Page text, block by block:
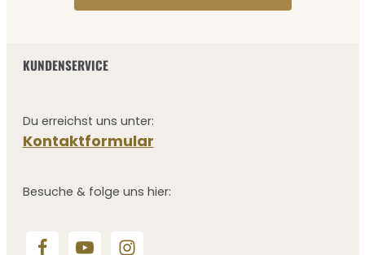
KUNDENSERVICE
Du erreichst uns unter:
Kontaktformular
Besuche & folge uns hier: